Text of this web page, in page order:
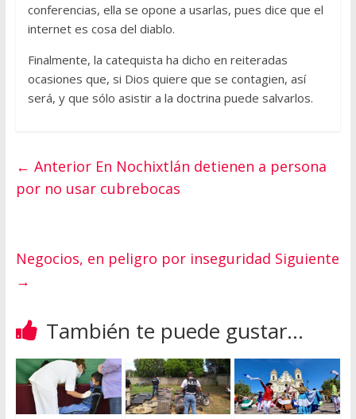
conferencias, ella se opone a usarlas, pues dice que el
internet es cosa del diablo.
Finalmente, la catequista ha dicho en reiteradas
ocasiones que, si Dios quiere que se contagien, así
será, y que sólo asistir a la doctrina puede salvarlos.
← AnteriorEn Nochixtlán detienen a persona
por no usar cubrebocas
Negocios, en peligro por inseguridad Siguiente
→
También te puede gustar...